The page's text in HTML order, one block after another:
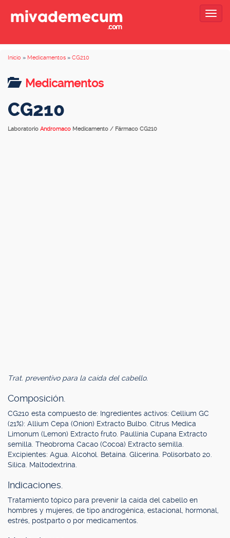
Inicio » Medicamentos » CG210
Medicamentos
CG210
Laboratorio Andromaco Medicamento / Fármaco CG210
Trat. preventivo para la caída del cabello.
Composición.
CG210 esta compuesto de: Ingredientes activos: Cellium GC
(21%): Allium Cepa (Onion) Extracto Bulbo. Citrus Medica
Limonum (Lemon) Extracto fruto. Paullinia Cupana Extracto
semilla. Theobroma Cacao (Cocoa) Extracto semilla.
Excipientes: Agua. Alcohol. Betaina. Glicerina. Polisorbato 20.
Silica. Maltodextrina.
Indicaciones.
Tratamiento tópico para prevenir la caída del cabello en
hombres y mujeres, de tipo androgénica, estacional, hormonal,
estrés, postparto o por medicamentos.